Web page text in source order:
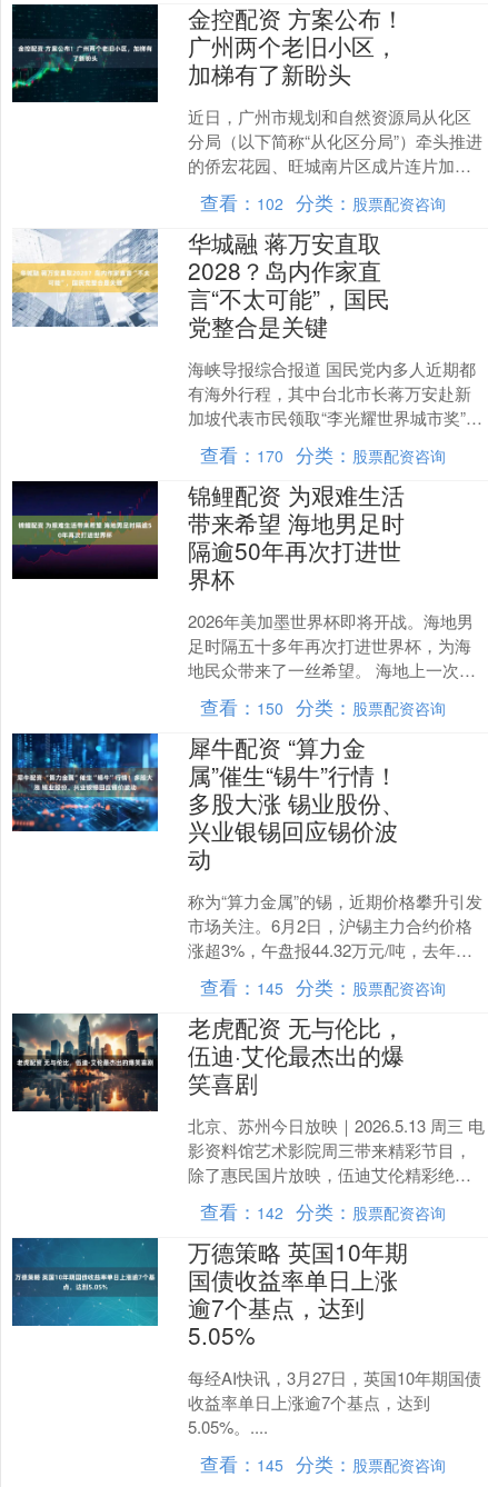
金控配资 方案公布！
广州两个老旧小区，
加梯有了新盼头
近日，广州市规划和自然资源局从化区
分局（以下简称“从化区分局”）牵头推进
的侨宏花园、旺城南片区成片连片加装
电梯项目，顺利完成设计方案公布，更
多居民离“一键上下楼....
查看： 102 分类： 股票配资咨询
华城融 蒋万安直取
2028？岛内作家直
言“不太可能”，国民
党整合是关键
海峡导报综合报道 国民党内多人近期都
有海外行程，其中台北市长蒋万安赴新
加坡代表市民领取“李光耀世界城市奖”特
别奖，也与新加坡西北区市长任梓铭展
开肉骨茶早餐会，交....
查看： 170 分类： 股票配资咨询
锦鲤配资 为艰难生活
带来希望 海地男足时
隔逾50年再次打进世
界杯
2026年美加墨世界杯即将开战。海地男
足时隔五十多年再次打进世界杯，为海
地民众带来了一丝希望。 海地上一次入
围世界杯小组赛还要追溯到1974年，能
够再次打进世界....
查看： 150 分类： 股票配资咨询
犀牛配资 “算力金
属”催生“锡牛”行情！
多股大涨 锡业股份、
兴业银锡回应锡价波
动
称为“算力金属”的锡，近期价格攀升引发
市场关注。6月2日，沪锡主力合约价格
涨超3%，午盘报44.32万元/吨，去年同
期价格约为26万元/吨，区间涨幅约七
成。 A....
查看： 145 分类： 股票配资咨询
老虎配资 无与伦比，
伍迪·艾伦最杰出的爆
笑喜剧
北京、苏州今日放映｜2026.5.13 周三 电
影资料馆艺术影院周三带来精彩节目，
除了惠民国片放映，伍迪艾伦精彩绝伦
的爆笑喜剧，特别推荐下周一5月18日晚
斯皮尔....
查看： 142 分类： 股票配资咨询
万德策略 英国10年期
国债收益率单日上涨
逾7个基点，达到
5.05%
每经AI快讯，3月27日，英国10年期国债
收益率单日上涨逾7个基点，达到
5.05%。....
查看： 145 分类： 股票配资咨询